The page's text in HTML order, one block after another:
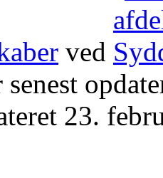
ved
senest
23.